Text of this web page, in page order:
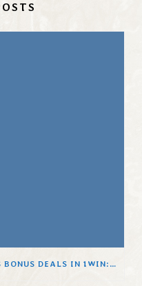
“ONLINE CASINO AND SPORTS BONUS DEALS IN 1WIN: USING WELCOME BONUS